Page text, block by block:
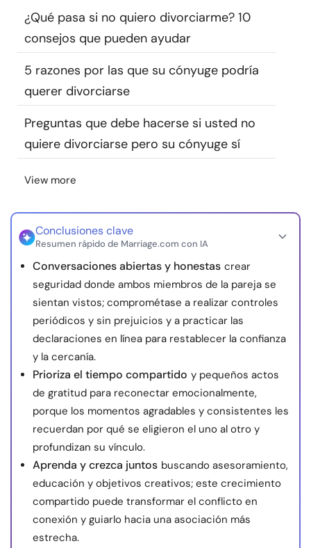
Encuentra un terapeuta
Idioma
Sobre nosotros
nosotros
© Copyright 2026. Todos los derechos reservados.
¿Qué pasa si no quiero divorciarme? 10
consejos que pueden ayudar
5 razones por las que su cónyuge podría
querer divorciarse
Preguntas que debe hacerse si usted no
quiere divorciarse pero su cónyuge sí
View more
Conclusiones clave
Resumen rápido de Marriage.com con IA
Conversaciones abiertas y honestas crear
seguridad donde ambos miembros de la pareja se
sientan vistos; comprométase a realizar controles
periódicos y sin prejuicios y a practicar las
declaraciones en línea para restablecer la confianza
y la cercanía.
Prioriza el tiempo compartido y pequeños actos
de gratitud para reconectar emocionalmente,
porque los momentos agradables y consistentes les
recuerdan por qué se eligieron el uno al otro y
profundizan su vínculo.
Aprenda y crezca juntos buscando asesoramiento,
educación y objetivos creativos; este crecimiento
compartido puede transformar el conflicto en
conexión y guiarlo hacia una asociación más
estrecha.